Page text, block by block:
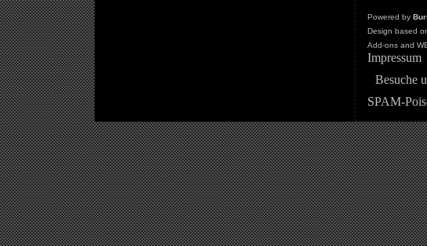
Powered by
Design based
Add-ons and
Impressum
Besuche
SPAM-